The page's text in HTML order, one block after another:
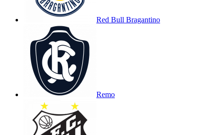
Red Bull Bragantino
Remo